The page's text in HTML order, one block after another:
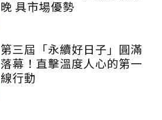
晚 具市場優勢
第三屆「永續好日子」圓滿
落幕！直擊溫度人心的第一
線行動